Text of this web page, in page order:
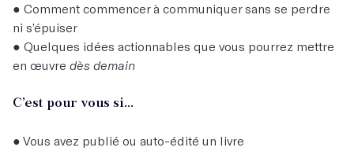
● Comment commencer à communiquer sans se perdre
ni s’épuiser
● Quelques idées actionnables que vous pourrez mettre
en œuvre dès demain
C’est pour vous si…
● Vous avez publié ou auto-édité un livre